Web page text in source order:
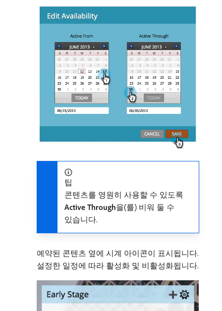
팁
콘텐츠를 영원히 사용할 수 있도록
Active Through​을(를) 비워 둘 수
있습니다.
예약된 콘텐츠 옆에 시계 아이콘이 표시됩니다.
설정한 일정에 따라 활성화 및 비활성화됩니다.